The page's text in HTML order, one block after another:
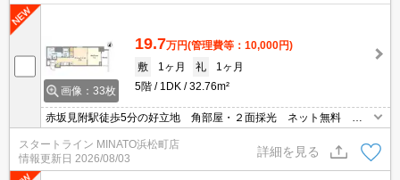
画像：33枚
19.7万円(管理費等：10,000円)
敷
1ヶ月 礼
1ヶ月
5階
1DK 32.76m²
赤坂見附駅徒歩5分の好立地 角部屋・２面採光 ネット無料 オ
ートロック 宅配ボックス エアコン設置有
スタートライン MINATO浜松町店
情報更新日 2026/08/03
詳細を見る